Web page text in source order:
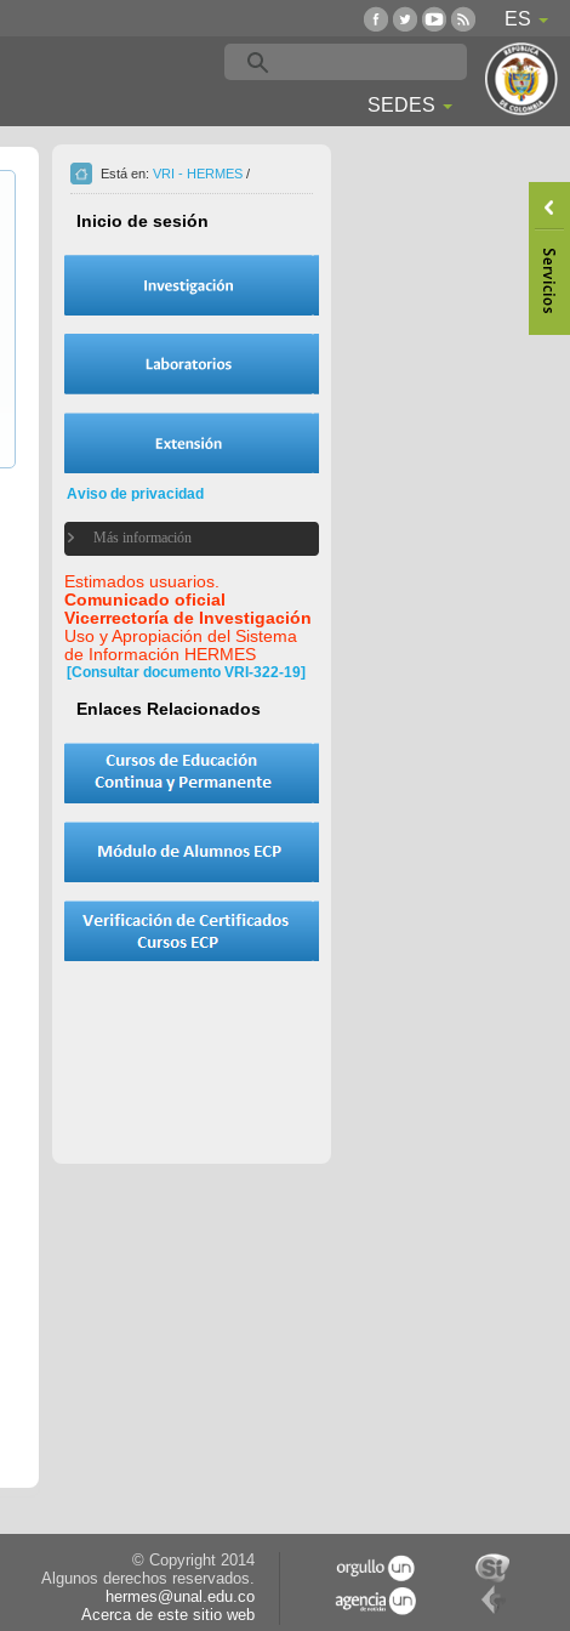
ES
SEDES
Está en: VRI - HERMES /
Inicio de sesión
Aviso de privacidad
Más información
Estimados usuarios.
Comunicado oficial
Vicerrectoría de Investigación
Uso y Apropiación del Sistema
de Información HERMES
[Consultar documento VRI-322-19]
Enlaces Relacionados
© Copyright 2014
Algunos derechos reservados.
hermes@unal.edu.co
Acerca de este sitio web